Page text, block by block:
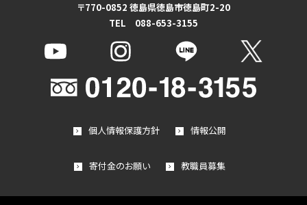
〒770-0852 徳島県徳島市徳島町2-20
TEL 088-653-3155
個人情報保護方針 情報公開
寄付金のお願い 教職員募集